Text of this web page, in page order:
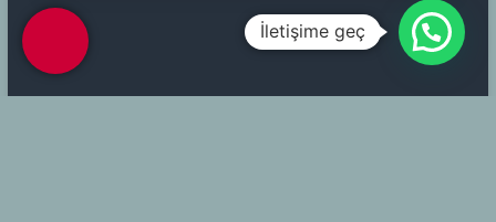
İletişime geç